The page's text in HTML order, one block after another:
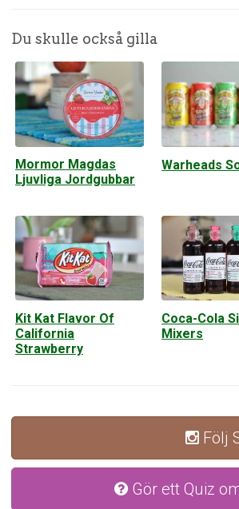
Du skulle också gilla
Mormor Magdas
Ljuvliga Jordgubbar
Warheads
Kit Kat Flavor Of
California
Strawberry
Coca-Cola
Mixers
Följ
Gör ett Quiz